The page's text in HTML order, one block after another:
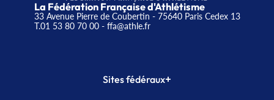
La Fédération Française d'Athlétisme
33 Avenue Pierre de Coubertin - 75640 Paris Cedex 13
T.01 53 80 70 00- ffa@athle.fr
Sites fédéraux+